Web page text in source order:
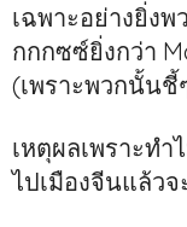
เฉพาะอย่างยิ่ง
กกกซซ์ยิ่งกว่า
(เพราะพวกนั้นชี้
เหตุผลเพราะทำ
ไปเมืองจีนแล้วจ